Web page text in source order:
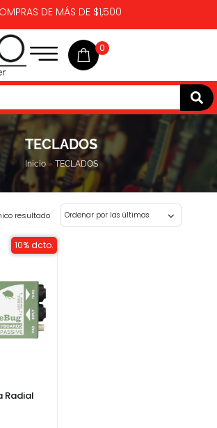
DE MÁS DE $1,500
0
TECLADOS
Inicio» TECLADOS
resultado
10% dcto.
Radial